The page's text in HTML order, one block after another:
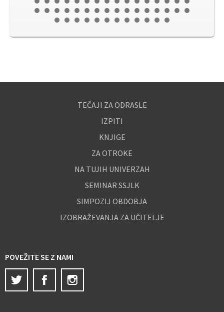
TEČAJI ZA ODRASLE
IZPITI
KNJIGE
ZA OTROKE
NA TUJIH UNIVERZAH
SEMINAR SSJLK
SIMPOZIJ OBDOBJA
IZOBRAŽEVANJA ZA UČITELJE
POVEŽITE SE Z NAMI
Twitter
Facebook